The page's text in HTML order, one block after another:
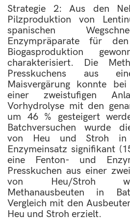
Strategie 2: Aus den
Pilzproduktion von
spanischen
Enzympräparate für
Biogasproduktion
charakterisiert. Die
Presskuchens aus
Maisvergärung konnte
einer zweistufigen
Vorhydrolyse mit den
um 46 % gesteigert
Batchversuchen wurde
von Heu und Stroh in
Enzymeinsatz signifikant
eine Fenton- und
Presskuchen aus einer
von Heu/Stroh
Methanausbeuten in
Vergleich mit den
Heu und Stroh erzielt.